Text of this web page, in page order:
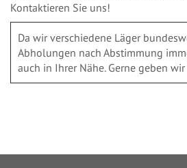
Kontaktieren Sie uns!
Da wir verschiedene Läger
Abholungen nach Abstimmung
auch in Ihrer Nähe. Gerne geben